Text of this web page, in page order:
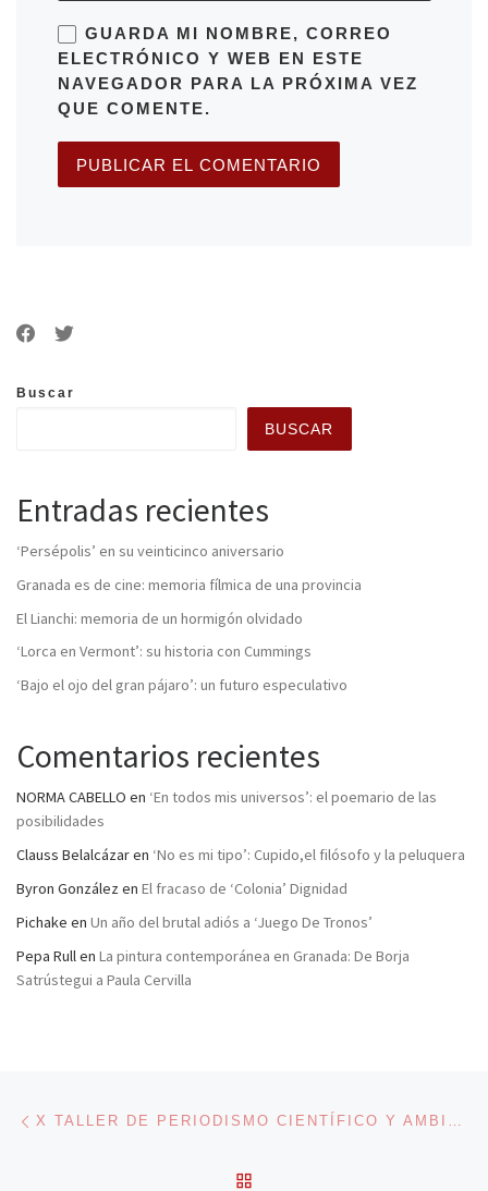
GUARDA MI NOMBRE, CORREO
ELECTRÓNICO Y WEB EN ESTE
NAVEGADOR PARA LA PRÓXIMA VEZ
QUE COMENTE.
Buscar
BUSCAR
Entradas recientes
‘Persépolis’ en su veinticinco aniversario
Granada es de cine: memoria fílmica de una provincia
El Lianchi: memoria de un hormigón olvidado
‘Lorca en Vermont’: su historia con Cummings
‘Bajo el ojo del gran pájaro’: un futuro especulativo
Comentarios recientes
NORMA CABELLO en ‘En todos mis universos’: el poemario de las
posibilidades
Clauss Belalcázaren ‘No es mi tipo’: Cupido,el filósofo y la peluquera
Byron González en El fracaso de ‘Colonia’ Dignidad
Pichake en Un año del brutal adiós a ‘Juego De Tronos’
Pepa Rullen La pintura contemporánea en Granada: De Borja
Satrústegui a Paula Cervilla
Navegación de entradas X TALLER DE PERIODISMO CIENTÍFICO Y AMBIENTAL